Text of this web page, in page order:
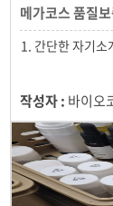
메가코스 품질
작성자 : 바이오